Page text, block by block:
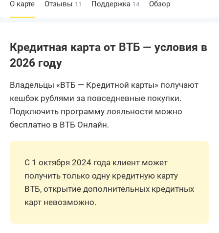
О карте Отзывы 11 Поддержка 14 Обзор
Кредитная карта от ВТБ — условия в
2026 году
Владельцы «ВТБ — Кредитной карты» получают
кешбэк рублями за повседневные покупки.
Подключить программу лояльности можно
бесплатно в ВТБ Онлайн.
С 1 октября 2024 года клиент может
получить только одну кредитную карту
ВТБ, открытие дополнительных кредитных
карт невозможно.